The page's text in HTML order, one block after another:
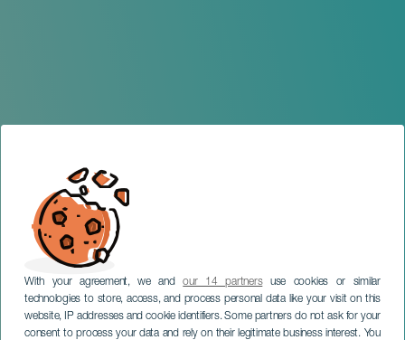
With your agreement, we andour 14 partnersuse cookies or similar
technologies to store, access, and process personal data like your visit on this
website, IP addresses and cookie identifiers. Some partners do not ask for your
consent to process your data and rely on their legitimate business interest. You